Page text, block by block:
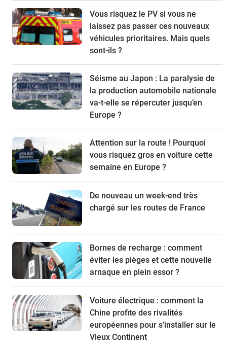
Vous risquez le PV si vous ne
laissez pas passer ces nouveaux
véhicules prioritaires. Mais quels
sont-ils ?
Séisme au Japon : La paralysie de
la production automobile nationale
va-t-elle se répercuter jusqu’en
Europe ?
Attention sur la route ! Pourquoi
vous risquez gros en voiture cette
semaine en Europe ?
De nouveau un week-end très
chargé sur les routes de France
Bornes de recharge : comment
éviter les pièges et cette nouvelle
arnaque en plein essor ?
Voiture électrique : comment la
Chine profite des rivalités
européennes pour s’installer sur le
Vieux Continent